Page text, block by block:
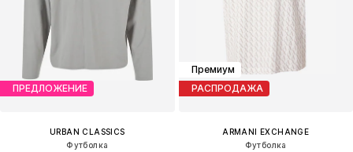
ПРЕДЛОЖЕНИЕ
URBAN CLASSICS
Футболка
Премиум
РАСПРОДАЖА
ARMANI EXCHANGE
Футболка